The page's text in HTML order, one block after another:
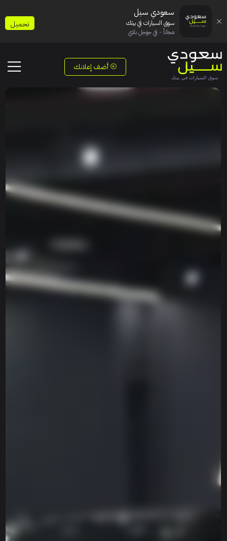
أضف إعلانك
سعودي سيل
سوق السيارات في بيتك
مجاناً - في جوجل بلاي
تحميل